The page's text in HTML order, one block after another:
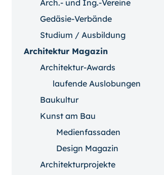
Arch.- und Ing.-Vereine
Gedäsie-Verbände
Studium / Ausbildung
Architektur Magazin
Architektur-Awards
laufende Auslobungen
Baukultur
Kunst am Bau
Medienfassaden
Design Magazin
Architekturprojekte